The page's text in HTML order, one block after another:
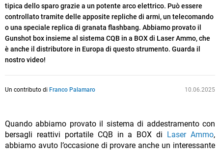
tipica dello sparo grazie a un potente arco elettrico. Può essere
controllato tramite delle apposite repliche di armi, un telecomando
o una speciale replica di granata flashbang. Abbiamo provato il
Gunshot box insieme al sistema CQB in a BOX di Laser Ammo, che
è anche il distributore in Europa di questo strumento. Guarda il
nostro video!
Un contributo di Franco Palamaro 10.06.2025
Quando abbiamo provato il sistema di addestramento con
bersagli reattivi portatile CQB in a BOX di Laser Ammo,
abbiamo avuto l’occasione di provare anche un interessante